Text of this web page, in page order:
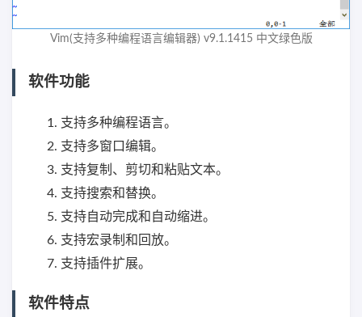
Vim(支持多种编程语言编辑器) v9.1.1415 中文绿色版
软件功能
支持多种编程语言。
支持多窗口编辑。
支持复制、剪切和粘贴文本。
支持搜索和替换。
支持自动完成和自动缩进。
支持宏录制和回放。
支持插件扩展。
软件特点